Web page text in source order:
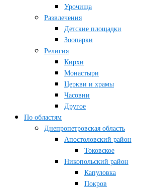
Урочища
Развлечения
Детские площадки
Зоопарки
Религия
Кирхи
Монастыри
Церкви и храмы
Часовни
Другое
По областям
Днепропетровская область
Апостоловский район
Токовское
Никопольский район
Капуловка
Покров